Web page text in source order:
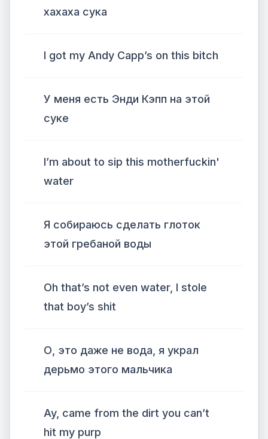
хахаха сука
I got my Andy Capp’s on this bitch
У меня есть Энди Кэпп на этой
суке
I’m about to sip this motherfuckin'
water
Я собираюсь сделать глоток
этой гребаной воды
Oh that’s not even water, I stole
that boy’s shit
О, это даже не вода, я украл
дерьмо этого мальчика
Ay, came from the dirt you can’t
hit my purp